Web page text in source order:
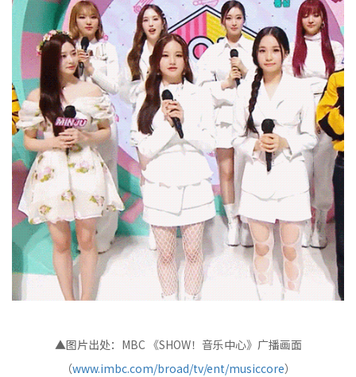
▲图片出处：MBC 《SHOW！音乐中心》广播画面
（www.imbc.com/broad/tv/ent/musiccore）